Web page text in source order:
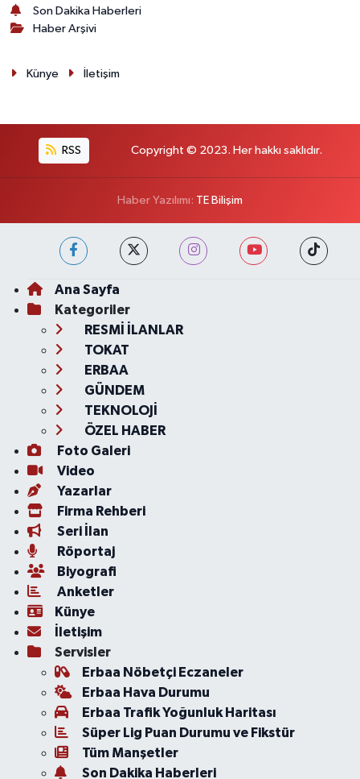
Son Dakika Haberleri
Haber Arşivi
Künye İletişim
RSS Copyright © 2023. Her hakkı saklıdır.
Haber Yazılımı: TE Bilişim
Ana Sayfa
Kategoriler
RESMİ İLANLAR
TOKAT
ERBAA
GÜNDEM
TEKNOLOJİ
ÖZEL HABER
Foto Galeri
Video
Yazarlar
Firma Rehberi
Seri İlan
Röportaj
Biyografi
Anketler
Künye
İletişim
Servisler
Erbaa Nöbetçi Eczaneler
Erbaa Hava Durumu
Erbaa Trafik Yoğunluk Haritası
Süper Lig Puan Durumu ve Fikstür
Tüm Manşetler
Son Dakika Haberleri